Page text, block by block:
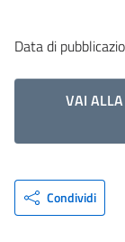
Data di
VAI
Condividi